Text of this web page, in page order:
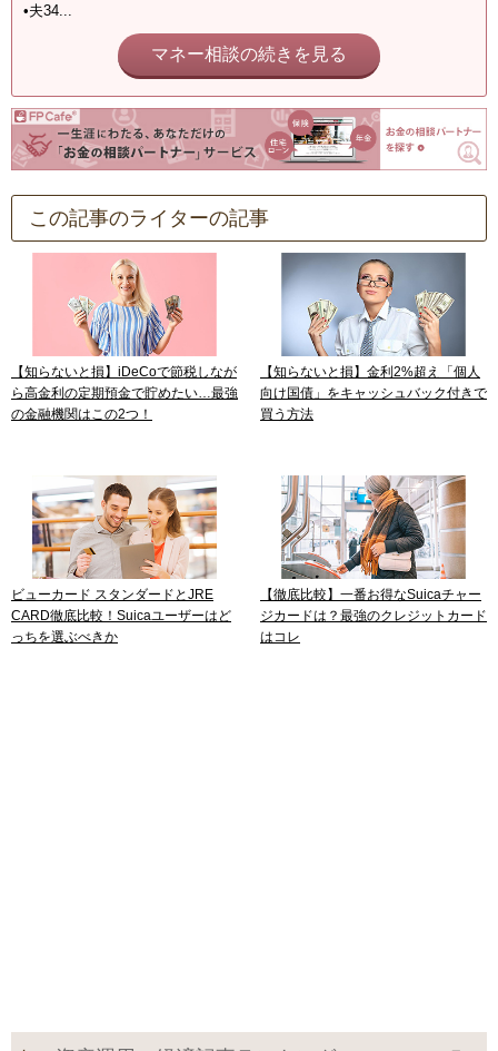
•夫34...
マネー相談の続きを見る
この記事のライターの記事
【知らないと損】iDeCoで節税しなが
ら高金利の定期預金で貯めたい…最強
の金融機関はこの2つ！
【知らないと損】金利2%超え「個人
向け国債」をキャッシュバック付きで
買う方法
ビューカード スタンダードとJRE
CARD徹底比較！Suicaユーザーはど
っちを選ぶべきか
【徹底比較】一番お得なSuicaチャー
ジカードは？最強のクレジットカード
はコレ